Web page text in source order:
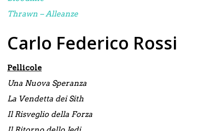
Thrawn – Alleanze
Carlo Federico Rossi
Pellicole
Una Nuova Speranza
La Vendetta dei Sith
Il Risveglio della Forza